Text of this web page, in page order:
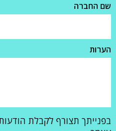
שם החברה
הערות
בפנייתך תצורף לקבלת